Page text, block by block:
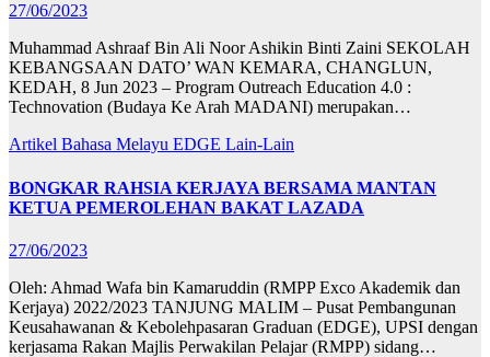
27/06/2023
Muhammad Ashraaf Bin Ali Noor Ashikin Binti Zaini SEKOLAH
KEBANGSAAN DATO’ WAN KEMARA, CHANGLUN,
KEDAH, 8 Jun 2023 – Program Outreach Education 4.0 :
Technovation (Budaya Ke Arah MADANI) merupakan…
Artikel Bahasa Melayu EDGE Lain-Lain
BONGKAR RAHSIA KERJAYA BERSAMA MANTAN
KETUA PEMEROLEHAN BAKAT LAZADA
27/06/2023
Oleh: Ahmad Wafa bin Kamaruddin (RMPP Exco Akademik dan
Kerjaya) 2022/2023 TANJUNG MALIM – Pusat Pembangunan
Keusahawanan & Kebolehpasaran Graduan (EDGE), UPSI dengan
kerjasama Rakan Majlis Perwakilan Pelajar (RMPP) sidang…